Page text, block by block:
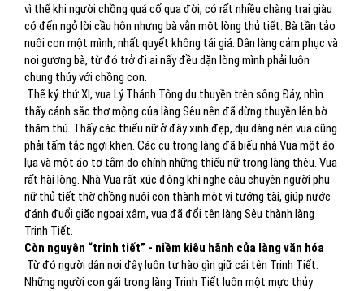
vì thế khi người chồng quá cố qua đời, có rất nhiều chàng trai giàu
có đến ngỏ lời cầu hôn nhưng bà vẫn một lòng thủ tiết. Bà tần tảo
nuôi con một mình, nhất quyết không tái giá. Dân làng cảm phục và
noi gương bà, từ đó trở đi ai nấy đều dặn lòng mình phải luôn
chung thủy với chồng con.
Thế kỷ thứ XI, vua Lý Thánh Tông du thuyền trên sông Đáy, nhìn
thấy cảnh sắc thơ mộng của làng Sêu nên đã dừng thuyền lên bờ
thăm thú. Thấy các thiếu nữ ở đây xinh đẹp, dịu dàng nên vua cũng
phải tấm tắc ngợi khen. Các cụ trong làng đã biếu nhà Vua một áo
lụa và một áo tơ tằm do chính những thiếu nữ trong làng thêu. Vua
rất hài lòng. Nhà Vua rất xúc động khi nghe câu chuyện người phụ
nữ thủ tiết thờ chồng nuôi con thành một vị tướng tài, giúp nước
đánh đuổi giặc ngoại xâm, vua đã đổi tên làng Sêu thành làng
Trinh Tiết.
Còn nguyên “trinh tiết” - niềm kiêu hãnh của làng văn hóa
Từ đó người dân nơi đây luôn tự hào gìn giữ cái tên Trinh Tiết.
Những người con gái trong làng Trinh Tiết luôn một mực thủy